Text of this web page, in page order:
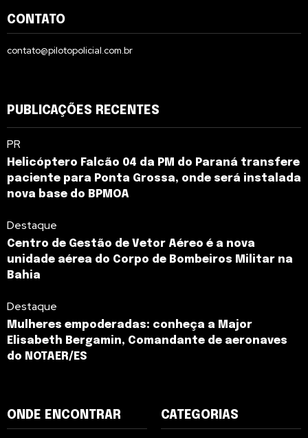
CONTATO
contato@pilotopolicial.com.br
PUBLICAÇÕES RECENTES
PR
Helicóptero Falcão 04 da PM do Paraná transfere
paciente para Ponta Grossa, onde será instalada
nova base do BPMOA
Destaque
Centro de Gestão de Vetor Aéreo é a nova
unidade aérea do Corpo de Bombeiros Militar na
Bahia
Destaque
Mulheres empoderadas: conheça a Major
Elisabeth Bergamin, Comandante de aeronaves
do NOTAER/ES
ONDE ENCONTRAR CATEGORIAS